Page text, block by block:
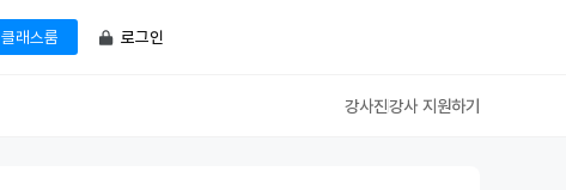
클래스룸 로그인
강사진강사 지원하기